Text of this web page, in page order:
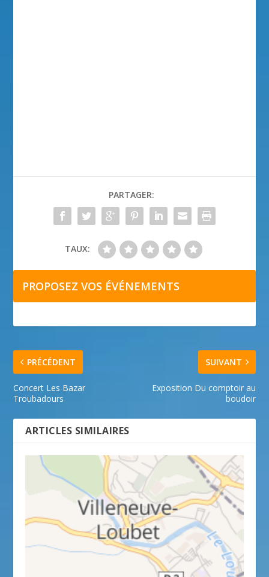
PARTAGER:
TAUX:
PROPOSEZ VOS ÉVÉNEMENTS
PRÉCÉDENT
Concert Les Bazar
Troubadours
SUIVANT
Exposition Du comptoir au
boudoir
ARTICLES SIMILAIRES